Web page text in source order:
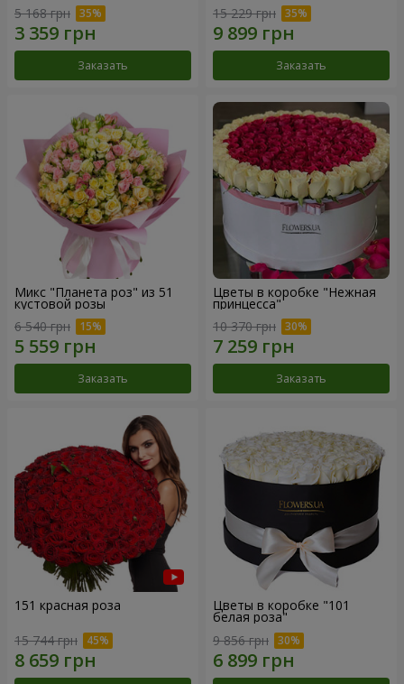
5 168 грн
Заказать
15 229 грн
Заказать
Микс "Планета роз" из 51
кустовой розы
6 540 грн
Заказать
Цветы в коробке "Нежная
принцесса"
10 370 грн
Заказать
151 красная роза
15 744 грн
Цветы в коробке "101
белая роза"
9 856 грн